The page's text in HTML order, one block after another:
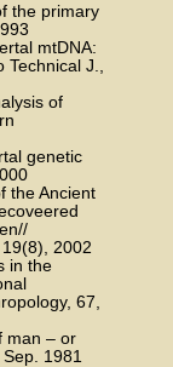
the primary
mtDNA:
J.,
of
genetic
the Ancient
2002
in the
67,
man – or
1981